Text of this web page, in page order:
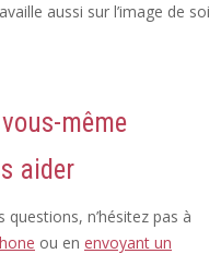
aussi sur l’image de soi
même
aider
n’hésitez pas à
ou en envoyant un